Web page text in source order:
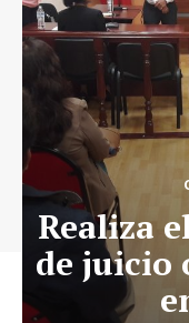
Realiza
de juicio